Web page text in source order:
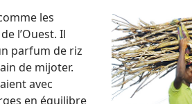
les
l’Ouest. Il
parfum de riz
de mijoter.
avec
en équilibre